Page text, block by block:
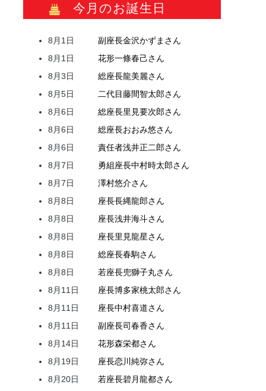
今月のお誕生日
8月1日 副座長金沢かずま さん
8月1日
花形一條春己さん
8月3日
総座長龍美麗さん
8月5日
二代目藤間智太郎さん
8月6日
総座長里見要次郎さん
8月6日
総座長おおみ悠さん
8月6日
責任者浅井正二郎さん
8月7日
勇組座長中村時太郎さん
8月7日
澤村悠介さん
8月8日
座長長縄龍郎さん
8月8日
座長浅井海斗さん
8月8日
座長里見龍星さん
8月8日
総座長春駒さん
8月8日
若座長兜獅子丸さん
8月11日
座長博多家桃太郎さん
8月11日
座長中村喜道さん
8月11日
副座長司春香さん
8月14日
花形森栄都さん
8月19日
座長恋川純弥さん
8月20日
若座長碧月龍都さん